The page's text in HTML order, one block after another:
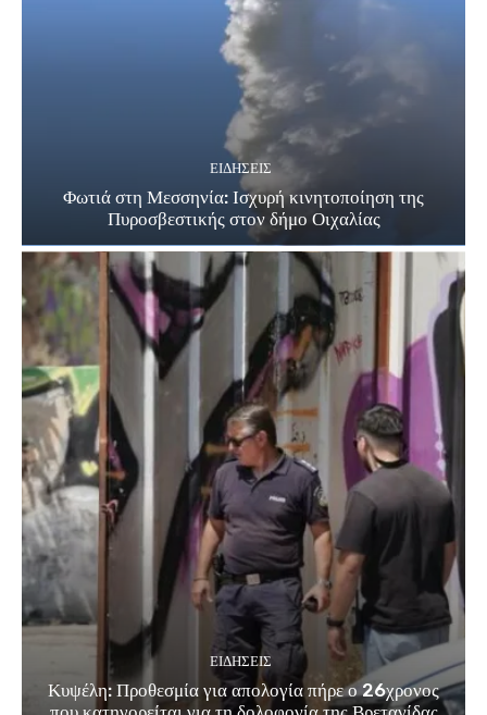
ΕΙΔΗΣΕΙΣ
Φωτιά στη Μεσσηνία: Ισχυρή κινητοποίηση της
Πυροσβεστικής στον δήμο Οιχαλίας
ΕΙΔΗΣΕΙΣ
Κυψέλη: Προθεσμία για απολογία πήρε ο 26χρονος